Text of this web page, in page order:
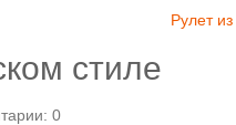
Рулет
стиле
0